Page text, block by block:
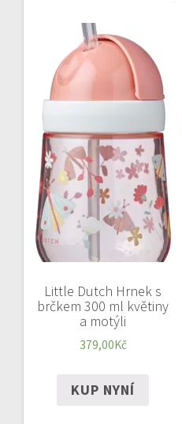
Little Dutch Hrnek s
brčkem 300 ml květiny
a motýli
379,00Kč
KUP NYNÍ